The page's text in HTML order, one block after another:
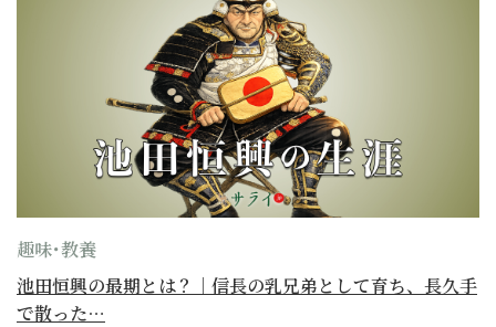
趣味･教養
池田恒興の最期とは？｜信長の乳兄弟として育ち、長久手
で散った…